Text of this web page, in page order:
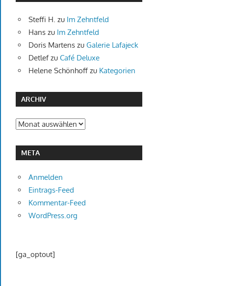
Steffi H. zu Im Zehntfeld
Hanszu Im Zehntfeld
Doris Martenszu Galerie Lafajeck
Detlefzu Café Deluxe
Helene Schönhoffzu Kategorien
ARCHIV
Archiv
META
Anmelden
Eintrags-Feed
Kommentar-Feed
WordPress.org
[ga_optout]